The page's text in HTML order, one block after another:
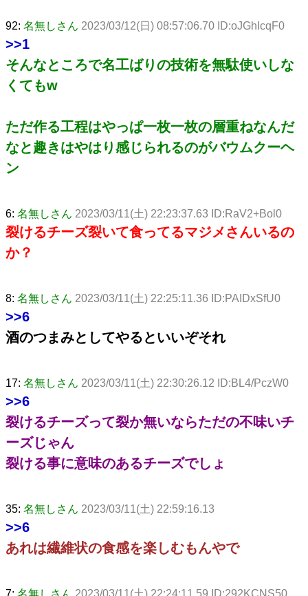
92: 名無しさん 2023/03/12(日) 08:57:06.70 ID:oJGhIcqF0
>>1
そんなところで名工ばりの技術を無駄使いしな
くてもw
ただ作る工程はやっぱ一枚一枚の層重ねなんだ
なと趣きはやはり感じられるのがバウムクーヘ
ン
6: 名無しさん 2023/03/11(土) 22:23:37.63 ID:RaV2+Bol0
裂けるチーズ裂いて食ってるマジメさんいるの
か？
8: 名無しさん 2023/03/11(土) 22:25:11.36 ID:PAIDxSfU0
>>6
酒のつまみとしてやるといいぞそれ
17: 名無しさん 2023/03/11(土) 22:30:26.12 ID:BL4/PczW0
>>6
裂けるチーズって裂か無いならただの不味いチ
ーズじゃん
裂ける事に意味のあるチーズでしょ
35: 名無しさん 2023/03/11(土) 22:59:16.13
>>6
あれは繊維状の食感を楽しむもんやで
7: 名無しさん 2023/03/11(土) 22:24:11.59 ID:292KCNS50